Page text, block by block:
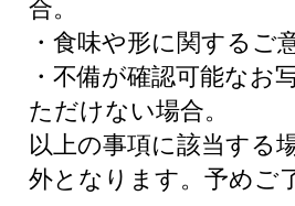
合。
・食味や形に関するご
・不備が確認可能なお
ただけない場合。
以上の事項に該当する
外となります。予めご